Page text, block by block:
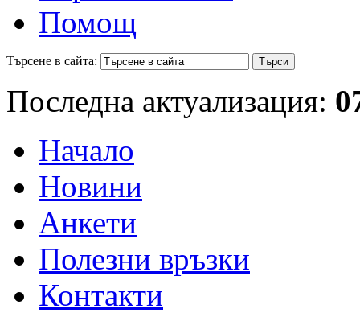
Помощ
Търсене в сайта:
Последна актуализация:
Начало
Новини
Анкети
Полезни връзки
Контакти